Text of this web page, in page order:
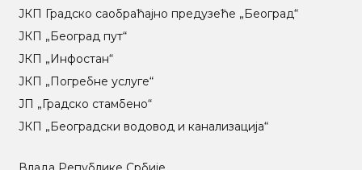
ЈКП Градско саобраћајно предузеће „Београд“
ЈКП „Београд пут“
ЈКП „Инфостан“
ЈКП „Погребне услуге“
ЈП „Градско стамбено“
ЈКП „Београдски водовод и канализација“